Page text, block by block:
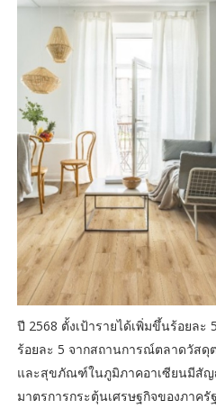
ปี 2568 ตั้งเป้ารายได้เพิ่มขึ้นร้อยละ
ร้อยละ 5 จากสถานการณ์ตลาดวัสดุ
และสุขภัณฑ์ในภูมิภาคอาเซียนมีสั
มาตรการกระตุ้นเศรษฐกิจของภาค